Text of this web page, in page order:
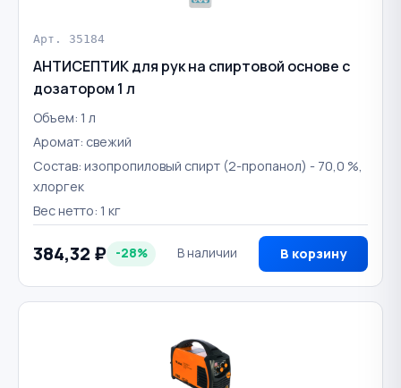
Арт. 35184
АНТИСЕПТИК для рук на спиртовой основе с
дозатором 1 л
Объем: 1 л
Аромат: свежий
Состав: изопропиловый спирт (2-пропанол) - 70,0 %,
хлоргек
Вес нетто: 1 кг
384,32 ₽ -28% В наличии В корзину